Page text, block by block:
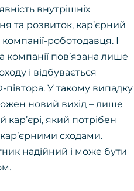
внутрішніх
та розвиток, кар’єрний
роботодавця. І
пов’язана лише
і відбувається
У такому випадку
новий вихід – лише
який потрібен
сходами.
надійний і може бути